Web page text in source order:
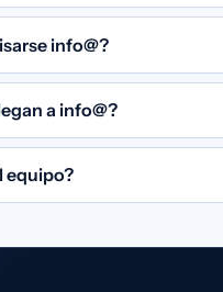
info@?
a info@?
equipo?